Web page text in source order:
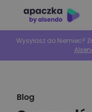
Wysyłasz do Niemiec?
Blog